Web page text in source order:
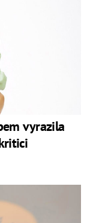
vyrazila